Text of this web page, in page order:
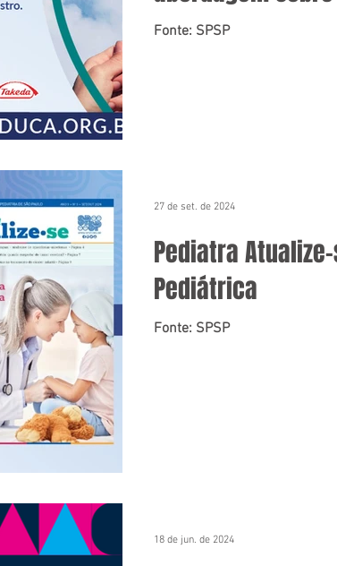
outras
Fonte: SPSP
Pediatra
Pediátrica
Fonte: SPSP
27 de set. de 2024
18 de jun. de 2024